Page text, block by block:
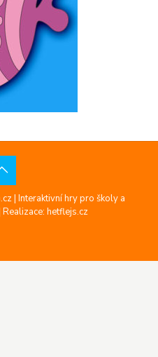
| Interaktivní hry pro školy a
Realizace: hetflejs.cz